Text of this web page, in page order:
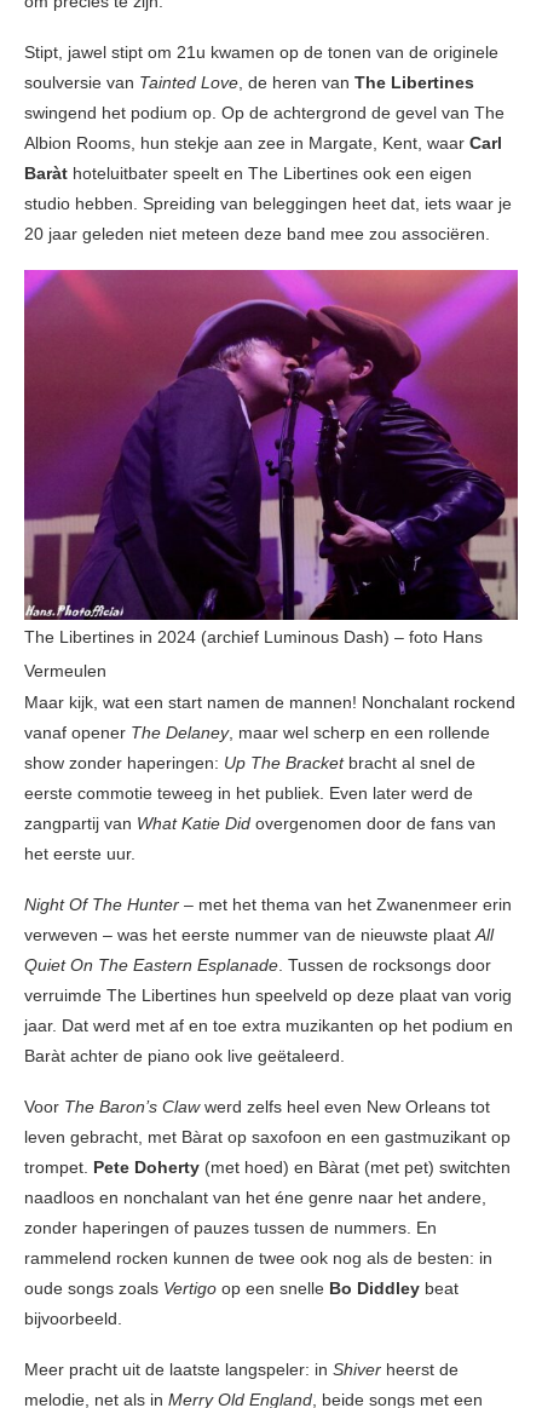
Stipt, jawel stipt om 21u kwamen op de tonen van de originele
soulversie van Tainted Love, de heren van The Libertines
swingend het podium op. Op de achtergrond de gevel van The
Albion Rooms, hun stekje aan zee in Margate, Kent, waar Carl
Baràt hoteluitbater speelt en The Libertines ook een eigen
studio hebben. Spreiding van beleggingen heet dat, iets waar je
20 jaar geleden niet meteen deze band mee zou associëren.
The Libertines in 2024 (archief Luminous Dash) – foto Hans
Vermeulen
Maar kijk, wat een start namen de mannen! Nonchalant rockend
vanaf opener The Delaney, maar wel scherp en een rollende
show zonder haperingen: Up The Bracketbracht al snel de
eerste commotie teweeg in het publiek. Even later werd de
zangpartij van What Katie Did overgenomen door de fans van
het eerste uur.
Night Of The Hunter – met het thema van het Zwanenmeer erin
verweven – was het eerste nummer van de nieuwste plaatAll
Quiet On The Eastern Esplanade. Tussen de rocksongs door
verruimde The Libertines hun speelveld op deze plaat van vorig
jaar. Dat werd met af en toe extra muzikanten op het podium en
Baràt achter de piano ook live geëtaleerd.
Voor The Baron’s Clawwerd zelfs heel even New Orleans tot
leven gebracht, met Bàrat op saxofoon en een gastmuzikant op
trompet. Pete Doherty (met hoed) en Bàrat (met pet) switchten
naadloos en nonchalant van het éne genre naar het andere,
zonder haperingen of pauzes tussen de nummers. En
rammelend rocken kunnen de twee ook nog als de besten: in
oude songs zoals Vertigo op een snelle Bo Diddley beat
bijvoorbeeld.
Meer pracht uit de laatste langspeler: in Shiver heerst de
melodie, net als in Merry Old England, beide songs met een